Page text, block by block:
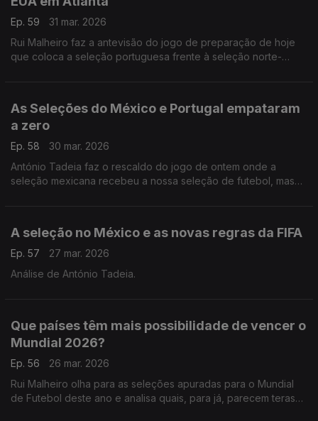
Ep. 59
31 mar. 2026
Rui Malheiro faz a antevisão do jogo de preparação de hoje
que coloca a seleção portuguesa frente à seleção norte-
As Seleções do México e Portugal empataram
a zero
Ep. 58
30 mar. 2026
António Tadeia faz o rescaldo do jogo de ontem onde a
seleção mexicana recebeu a nossa seleção de futebol, mas
A seleção no México e as novas regras da FIFA
Ep. 57
27 mar. 2026
Análise de António Tadeia.
Que países têm mais possibilidade de vencer o
Mundial 2026?
Ep. 56
26 mar. 2026
Rui Malheiro olha para as seleções apuradas para o Mundial
de Futebol deste ano e analisa quais, para já, parecem teras